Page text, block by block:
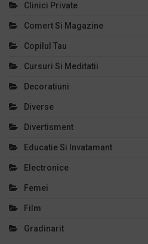
Clinici Private
Comert Si Magazine
Copilul Tau
Cursuri Si Meditatii
Decoratiuni
Diverse
Divertisment
Educatie Si Invatamant
Electronice
Femei
Film
Gradinarit